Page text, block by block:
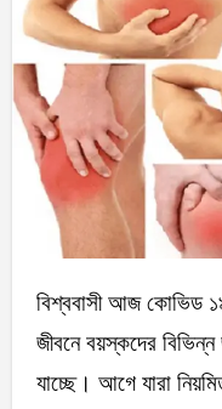
বিশ্ববাসী আজ কোভিড ১৯-এ আক্রান্ত। এ ধরনের সংকটময়
জীবনে বয়স্কদের বিভিন্ন
যাচ্ছে। আগে যারা